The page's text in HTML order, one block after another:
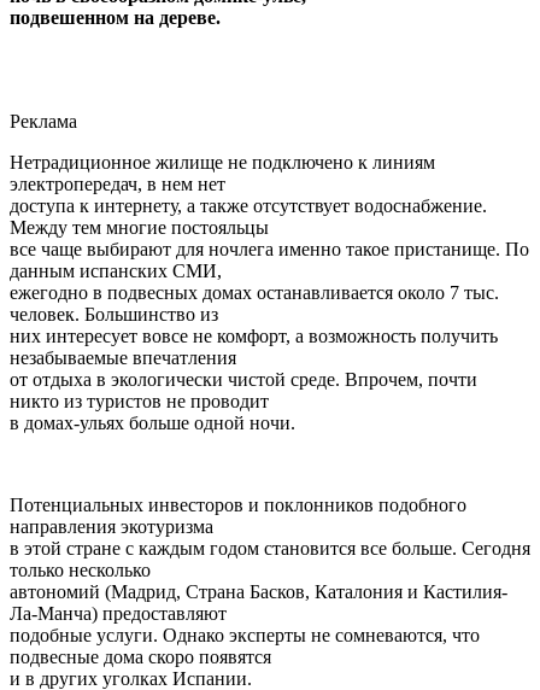
подвешенном на дереве.
Реклама
Нетрадиционное жилище не подключено к линиям
электропередач, в нем нет
доступа к интернету, а также отсутствует водоснабжение.
Между тем многие постояльцы
все чаще выбирают для ночлега именно такое пристанище. По
данным испанских СМИ,
ежегодно в подвесных домах останавливается около 7 тыс.
человек. Большинство из
них интересует вовсе не комфорт, а возможность получить
незабываемые впечатления
от отдыха в экологически чистой среде. Впрочем, почти
никто из туристов не проводит
в домах-ульях больше одной ночи.
Потенциальных инвесторов и поклонников подобного
направления экотуризма
в этой стране с каждым годом становится все больше. Сегодня
только несколько
автономий (Мадрид, Страна Басков, Каталония и Кастилия-
Ла-Манча) предоставляют
подобные услуги. Однако эксперты не сомневаются, что
подвесные дома скоро появятся
и в других уголках Испании.